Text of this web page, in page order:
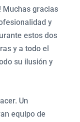
Muchas gracias
y
estos dos
y a todo el
su ilusión y
Un
equipo de